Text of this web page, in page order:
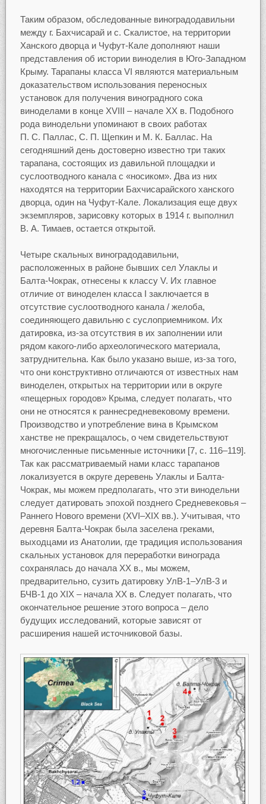
Таким образом, обследованные виноградодавильни
между г. Бахчисарай и с. Скалистое, на территории
Ханского дворца и Чуфут-Кале дополняют наши
представления об истории виноделия в Юго-Западном
Крыму. Тарапаны класса VI являются материальным
доказательством использования переносных
установок для получения виноградного сока
виноделами в конце XVIII – начале XX в. Подобного
рода винодельни упоминают в своих работах
П. С. Паллас, С. П. Щепкин и М. К. Баллас. На
сегодняшний день достоверно известно три таких
тарапана, состоящих из давильной площадки и
суслоотводного канала с «носиком». Два из них
находятся на территории Бахчисарайского ханского
дворца, один на Чуфут-Кале. Локализация еще двух
экземпляров, зарисовку которых в 1914 г. выполнил
В. А. Тимаев, остается открытой.
Четыре скальных виноградодавильни,
расположенных в районе бывших сел Улаклы и
Балта-Чокрак, отнесены к классу V. Их главное
отличие от виноделен класса I заключается в
отсутствие суслоотводного канала / желоба,
соединяющего давильню с суслоприемником. Их
датировка, из-за отсутствия в их заполнении или
рядом какого-либо археологического материала,
затруднительна. Как было указано выше, из-за того,
что они конструктивно отличаются от известных нам
виноделен, открытых на территории или в округе
«пещерных городов» Крыма, следует полагать, что
они не относятся к раннесредневековому времени.
Производство и употребление вина в Крымском
ханстве не прекращалось, о чем свидетельствуют
многочисленные письменные источники [7, с. 116–119].
Так как рассматриваемый нами класс тарапанов
локализуется в округе деревень Улаклы и Балта-
Чокрак, мы можем предполагать, что эти винодельни
следует датировать эпохой позднего Средневековья –
Раннего Нового времени (XVI–XIX вв.). Учитывая, что
деревня Балта-Чокрак была заселена греками,
выходцами из Анатолии, где традиция использования
скальных установок для переработки винограда
сохранялась до начала XX в., мы можем,
предварительно, сузить датировку УлВ-1–УлВ-3 и
БЧВ-1 до XIX – начала XX в. Следует полагать, что
окончательное решение этого вопроса – дело
будущих исследований, которые зависят от
расширения нашей источниковой базы.